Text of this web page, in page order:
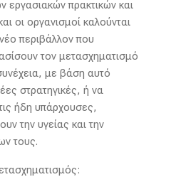
εργασιακών πρακτικών και
οι οργανισμοί καλούνται
περιβάλλον που
τον μετασχηματισμό
με βάση αυτό
στρατηγικές, ή να
ήδη υπάρχουσες,
την υγείας και την
τους.